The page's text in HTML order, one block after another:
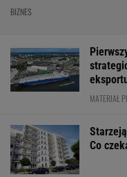
BIZNES
MATERIAŁ
Co